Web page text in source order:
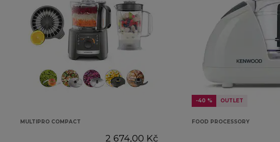
MULTIPRO COMPACT
2 674,00 Kč
-40 % OUTLET
FOOD PROCESSORY